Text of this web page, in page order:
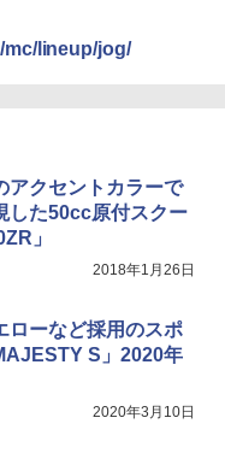
mc/lineup/jog/
アクセントカラーで
した50cc原付スクー
」
2018年1月26日
ローなど採用のスポ
S」2020年
2020年3月10日